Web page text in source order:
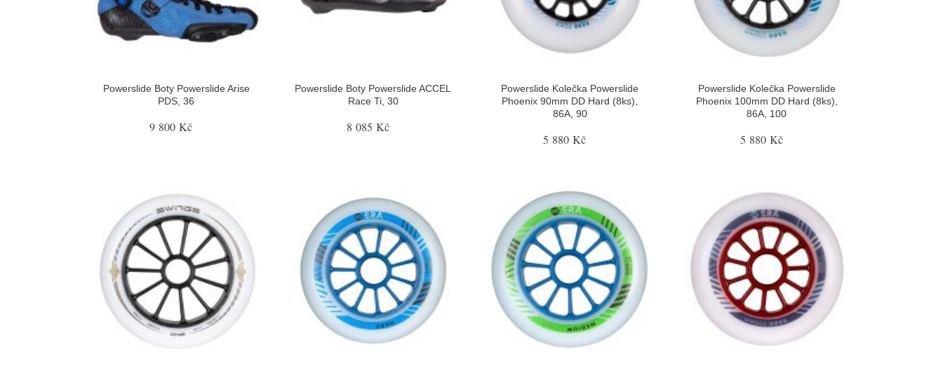
Powerslide Boty Powerslide Arise
PDS, 36
9 800 Kč
Powerslide Boty Powerslide ACCEL
Race Ti, 30
8 085 Kč
Powerslide Kolečka Powerslide
Phoenix 90mm DD Hard (8ks),
86A, 90
5 880 Kč
Powerslide Kolečka Powerslide
Phoenix 100mm DD Hard (8ks),
86A, 100
5 880 Kč